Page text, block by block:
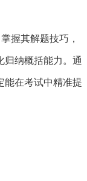
握其解题技巧，
归纳概括能力。通
能在考试中精准提